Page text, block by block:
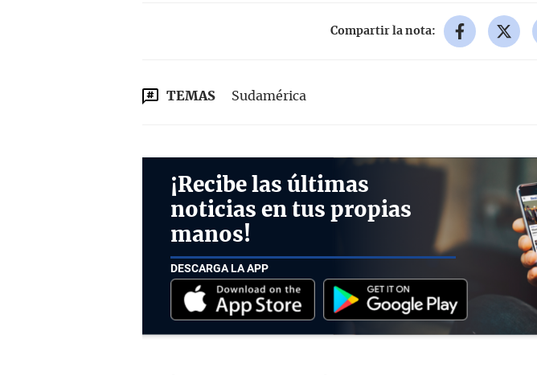
Compartir la nota:
TEMAS Sudamérica
¡Recibe las últimas
noticias en tus propias
manos!
DESCARGA LA APP